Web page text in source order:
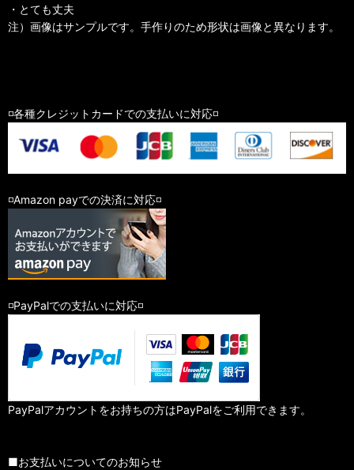
・とても丈夫
注）画像はサンプルです。手作りのため形状は画像と異なります。
◽️各種クレジットカードでの支払いに対応◽️
◽️Amazon payでの決済に対応◽️
◽️PayPalでの支払いに対応◽️
PayPalアカウントをお持ちの方はPayPalをご利用できます。
■お支払いについてのお知らせ